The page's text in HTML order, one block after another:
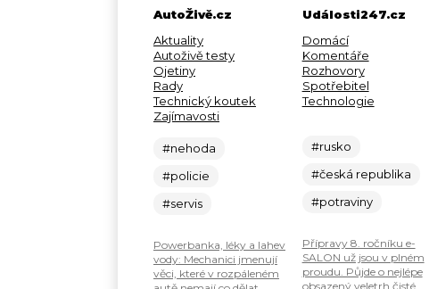
AutoŽivě.cz
Aktuality
Autoživě testy
Ojetiny
Rady
Technický koutek
Zajímavosti
#nehoda
#policie
#servis
Powerbanka, léky a lahev
vody: Mechanici jmenují
věci, které v rozpáleném
Události247.cz
Domácí
Komentáře
Rozhovory
Spotřebitel
Technologie
#rusko
#česká republika
#potraviny
Přípravy 8. ročníku e-
SALON už jsou v plném
proudu. Půjde o nejlépe
obsazený veletrh čisté